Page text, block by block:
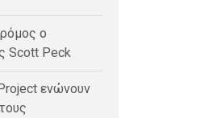
ο
Scott Peck
ενώνουν